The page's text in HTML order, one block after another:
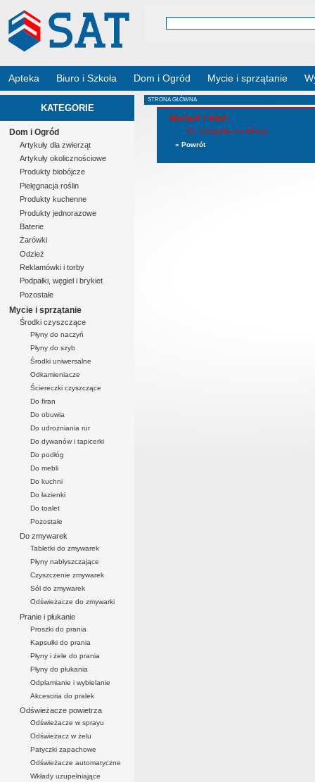
Apteka Biuro i Szkoła Dom i Ogród Mycie i sprzątanie
KATEGORIE
Dom i Ogród
Artykuły dla zwierząt
Artykuły okolicznościowe
Produkty biobójcze
Pielęgnacja roślin
Produkty kuchenne
Produkty jednorazowe
Baterie
Żarówki
Odzież
Reklamówki i torby
Podpałki, węgiel i brykiet
Pozostałe
Mycie i sprzątanie
Środki czyszczące
Płyny do naczyń
Płyny do szyb
Środki uniwersalne
Odkamieniacze
Ściereczki czyszczące
Do firan
Do obuwia
Do udrożniania rur
Do dywanów i tapicerki
Do podłóg
Do mebli
Do kuchni
Do łazienki
Do toalet
Pozostałe
Do zmywarek
Tabletki do zmywarek
Płyny nabłyszczające
Czyszczenie zmywarek
Sól do zmywarek
Odświeżacze do zmywarki
Pranie i płukanie
Proszki do prania
Kapsułki do prania
Płyny i żele do prania
Płyny do płukania
Odplamianie i wybielanie
Akcesoria do pralek
Odświeżacze powietrza
Odświeżacze w sprayu
Odświeżacz w żelu
Patyczki zapachowe
Odświeżacze automatyczne
Wkłady uzupełniające
STRONA GŁÓWNA
Wystąpił 1 błąd :
kategoria nie istnieje
« Powrót